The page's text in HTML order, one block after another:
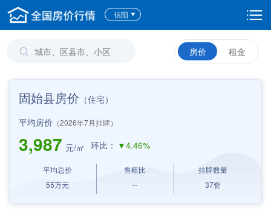
信阳
房价 租金
固始县房价 （住宅）
平均房价 （2026年7月挂牌）
3,987 元/㎡ 环比： ▼4.46%
平均总价
55万元
售租比
--
挂牌数量
37套